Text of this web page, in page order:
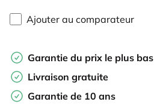
Ajouter au comparateur
Garantie du prix le plus bas
Livraison gratuite
Garantie de 10 ans